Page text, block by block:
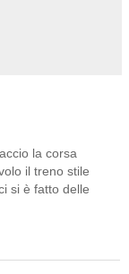
la corsa
il treno stile
si è fatto delle